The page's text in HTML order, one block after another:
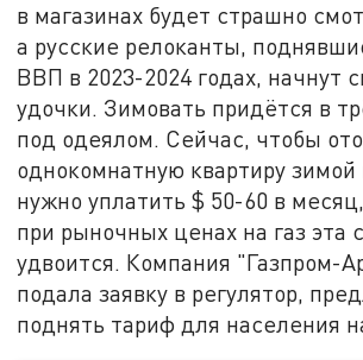
в магазинах будет страшно
а русские релоканты,
ВВП в 2023-2024 годах, начнут
удочки. Зимовать придётся в
под одеялом. Сейчас, чтобы
однокомнатную квартиру зимой
нужно уплатить $ 50-60 в месяц,
при рыночных ценах на газ эта
удвоится. Компания "Газпром-
подала заявку в регулятор,
поднять тариф для населения